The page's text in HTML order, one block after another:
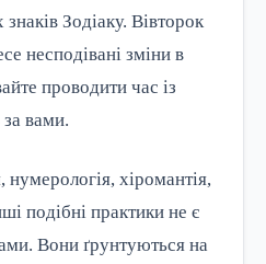
Зодіаку. Вівторок
несподівані зміни в
проводити час із
вами.
нумерологія, хіромантія,
подібні практики не є
Вони ґрунтуються на